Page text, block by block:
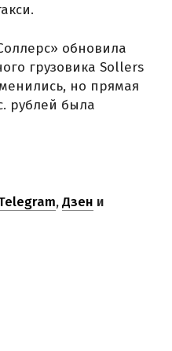
обновила
грузовика Sollers
но прямая
рублей была
,Дзен и